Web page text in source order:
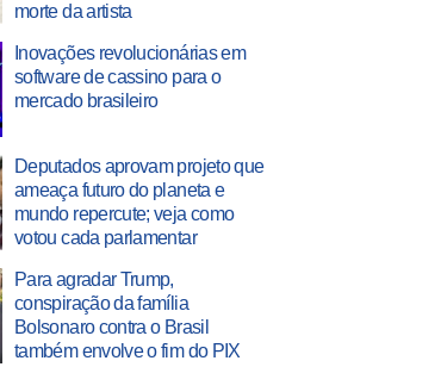
morte da artista
Inovações revolucionárias em
software de cassino para o
mercado brasileiro
Deputados aprovam projeto que
ameaça futuro do planeta e
mundo repercute; veja como
votou cada parlamentar
Para agradar Trump,
conspiração da família
Bolsonaro contra o Brasil
também envolve o fim do PIX